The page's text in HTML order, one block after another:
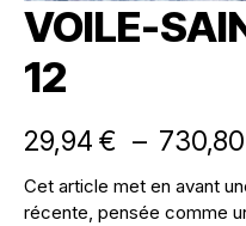
VOILE-
12
29,94 € – 730,80
Cet article met en avant
récente, pensée comme